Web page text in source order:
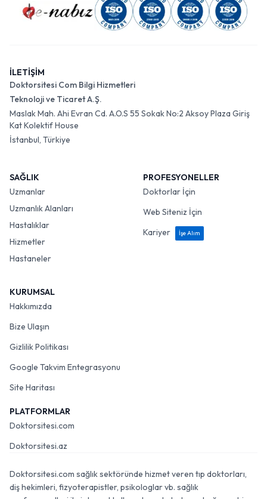
İLETİŞİM
Doktorsitesi Com Bilgi Hizmetleri
Teknoloji ve Ticaret A.Ş.
Maslak Mah. Ahi Evran Cd. A.O.S 55 Sokak No:2 Aksoy Plaza Giriş
Kat Kolektif House
İstanbul, Türkiye
SAĞLIK
Uzmanlar
Uzmanlık Alanları
Hastalıklar
Hizmetler
Hastaneler
PROFESYONELLER
Doktorlar İçin
Web Siteniz İçin
Kariyer
İşe Alım
KURUMSAL
Hakkımızda
Bize Ulaşın
Gizlilik Politikası
Google Takvim Entegrasyonu
Site Haritası
PLATFORMLAR
Doktorsitesi.com
Doktorsitesi.az
Doktorsitesi.com sağlık sektöründe hizmet veren tıp doktorları,
diş hekimleri, fizyoterapistler, psikologlar vb. sağlık